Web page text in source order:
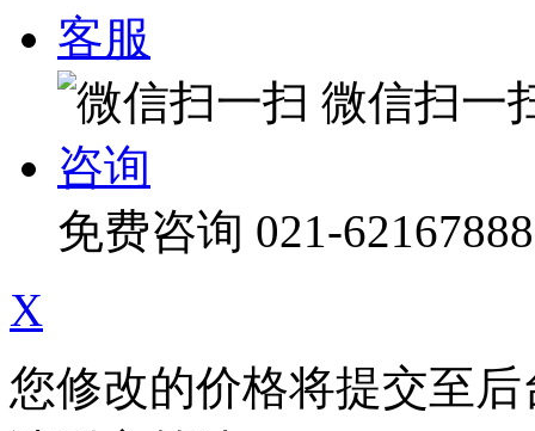
客服
微信扫一
咨询
免费咨询 021-62167888
X
您修改的价格将提交至